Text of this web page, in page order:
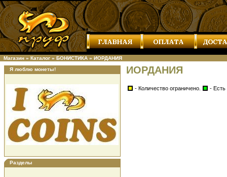
Магазин » Каталог » БОНИСТИКА » ИОРДАНИЯ
Я люблю монеты!
Разделы
ИОРДАНИЯ
- Количество ограничено. - Есть